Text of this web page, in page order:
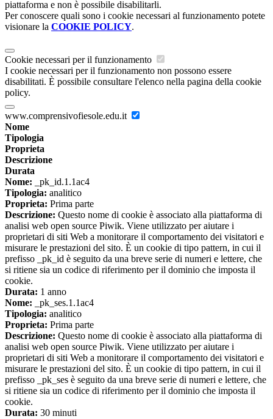
piattaforma e non è possibile disabilitarli.
Per conoscere quali sono i cookie necessari al funzionamento potete
visionare la COOKIE POLICY.
Cookie necessari per il funzionamento
I cookie necessari per il funzionamento non possono essere
disabilitati. È possibile consultare l'elenco nella pagina della cookie
policy.
www.comprensivofiesole.edu.it
Nome
Tipologia
Proprieta
Descrizione
Durata
Nome: _pk_id.1.1ac4
Tipologia: analitico
Proprieta: Prima parte
Descrizione: Questo nome di cookie è associato alla piattaforma di
analisi web open source Piwik. Viene utilizzato per aiutare i
proprietari di siti Web a monitorare il comportamento dei visitatori e
misurare le prestazioni del sito. È un cookie di tipo pattern, in cui il
prefisso _pk_id è seguito da una breve serie di numeri e lettere, che
si ritiene sia un codice di riferimento per il dominio che imposta il
cookie.
Durata: 1 anno
Nome: _pk_ses.1.1ac4
Tipologia: analitico
Proprieta: Prima parte
Descrizione: Questo nome di cookie è associato alla piattaforma di
analisi web open source Piwik. Viene utilizzato per aiutare i
proprietari di siti Web a monitorare il comportamento dei visitatori e
misurare le prestazioni del sito. È un cookie di tipo pattern, in cui il
prefisso _pk_ses è seguito da una breve serie di numeri e lettere, che
si ritiene sia un codice di riferimento per il dominio che imposta il
cookie.
Durata: 30 minuti